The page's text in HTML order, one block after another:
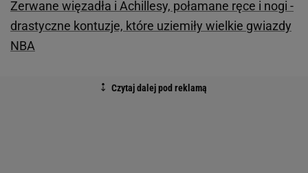
Zerwane więzadła i Achillesy, połamane ręce i nogi -
drastyczne kontuzje, które uziemiły wielkie gwiazdy
NBA